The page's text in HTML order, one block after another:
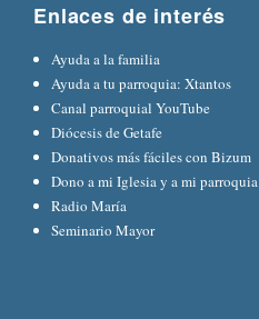
Enlaces de interés
Ayuda a la familia
Ayuda a tu parroquia: Xtantos
Canal parroquial YouTube
Diócesis de Getafe
Donativos más fáciles con Bizum
Dono a mi Iglesia y a mi parroquia
Radio María
Seminario Mayor